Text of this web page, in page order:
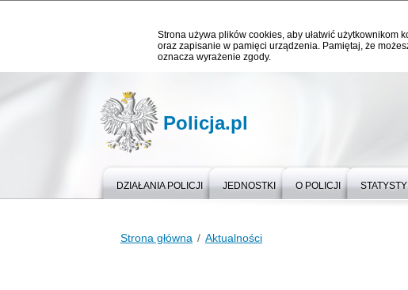
Strona używa plików cookies, aby ułatwić użytkownikom
oraz zapisanie w pamięci urządzenia. Pamiętaj, że
oznacza wyrażenie zgody.
Policja.pl
DZIAŁANIA POLICJI JEDNOSTKI O POLICJI
Strona główna Aktualności